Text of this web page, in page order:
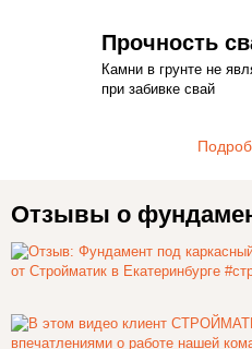
Прочность
Камни в грунте не
при забивке свай
Отзывы о